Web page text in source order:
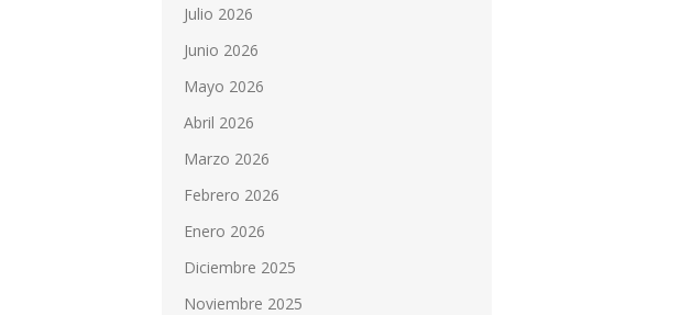
Julio 2026
Junio 2026
Mayo 2026
Abril 2026
Marzo 2026
Febrero 2026
Enero 2026
Diciembre 2025
Noviembre 2025